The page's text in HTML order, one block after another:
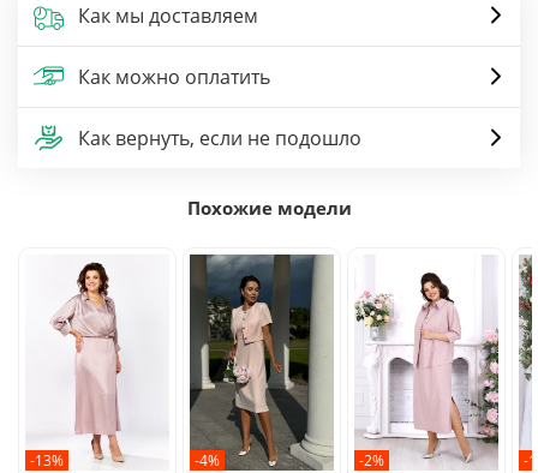
Как мы доставляем
Как можно оплатить
Как вернуть, если не подошло
Похожие модели
-13% -4% -2% -